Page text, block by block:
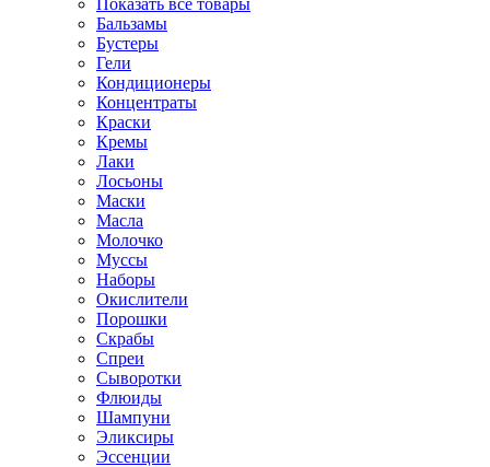
Показать все товары
Бальзамы
Бустеры
Гели
Кондиционеры
Концентраты
Краски
Кремы
Лаки
Лосьоны
Маски
Масла
Молочко
Муссы
Наборы
Окислители
Порошки
Скрабы
Спреи
Сыворотки
Флюиды
Шампуни
Эликсиры
Эссенции